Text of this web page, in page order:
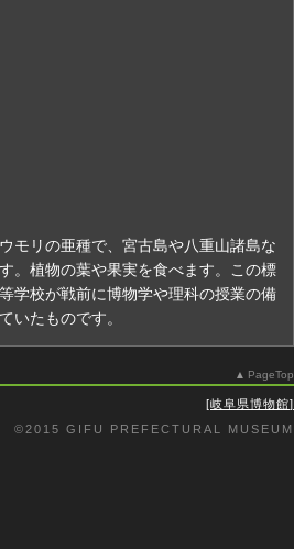
モリの亜種で、宮古島や八重山諸島な
。植物の葉や果実を食べます。この標
学校が戦前に博物学や理科の授業の備
いたものです。
PageTop
岐阜県博物館
©️2015 GIFU PREFECTURAL MUSEUM